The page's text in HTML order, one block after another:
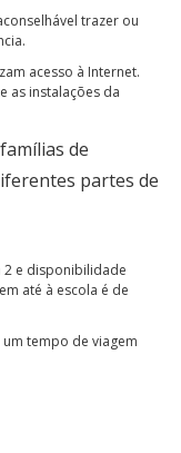
trazer ou
acesso à Internet.
as instalações da
de
partes de
2 e disponibilidade
até à escola é de
tempo de viagem